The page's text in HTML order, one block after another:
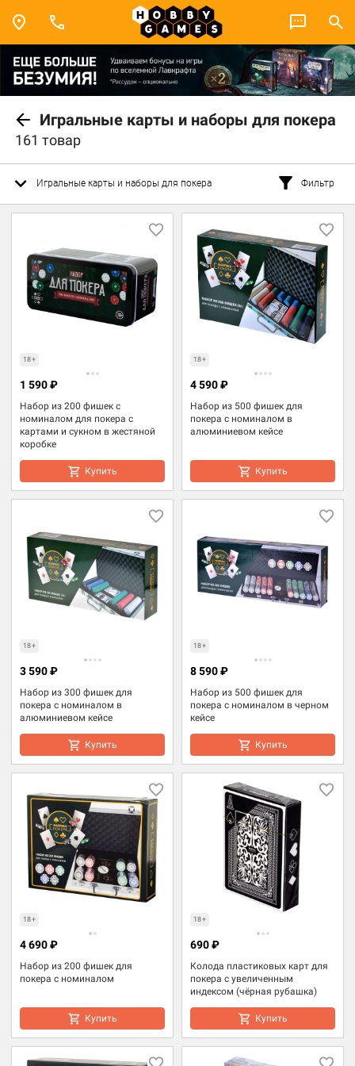
Игральные карты и наборы для покера
161 товар
Игральные карты и наборы для покера Фильтр
18+
Набор из 200 фишек с
номиналом для покера с
картами и сукном в жестяной
коробке
1 590 ₽
Купить
18+
Набор из 500 фишек для
покера с номиналом в
алюминиевом кейсе
4 590 ₽
Купить
18+
Набор из 300 фишек для
покера с номиналом в
алюминиевом кейсе
3 590 ₽
Купить
18+
Набор из 500 фишек для
покера с номиналом в черном
кейсе
8 590 ₽
Купить
18+
Набор из 200 фишек для
покера с номиналом
4 690 ₽
Купить
18+
Колода пластиковых карт для
покера с увеличенным
индексом (чёрная рубашка)
690 ₽
Купить